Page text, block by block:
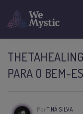
PARA O BEM-
PorTINÁ SILVA